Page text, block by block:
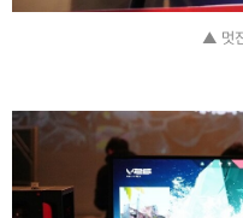
▲ 멋